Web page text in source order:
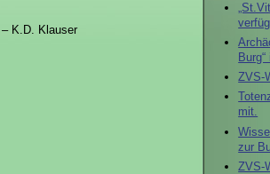
K.D. Klauser
ZVS-
mit.
zur
ZVS-